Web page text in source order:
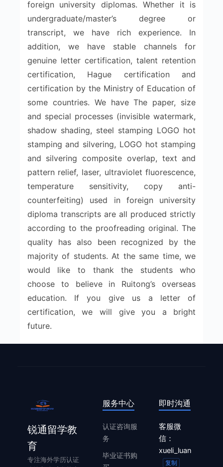
foreign university diplomas. Whether it is
undergraduate/master’s degree or
transcript, we have rich experience. In
addition, we have stable channels for
genuine letter certification, talent retention
certification, Hague certification and
certification by the Ministry of Education of
some countries. We have The paper, size
and special processes (invisible watermark,
shadow shading, steel stamping LOGO hot
stamping and silvering, LOGO hot stamping
and silvering composite overlap, text and
pattern relief, laser, ultraviolet fluorescence,
temperature sensitivity, copy anti-
counterfeiting) used in foreign university
diploma transcripts are all produced strictly
according to the proofreading original. The
quality has also been recognized by the
majority of students. At the same time, we
would like to thank the students who
choose to believe in Ruitong’s overseas
education. If you give us a letter of
certification, we will give you a bright
future.
锐通留学教
育
专注海外学历认证
服务中心
认证咨询服
务
毕业证书购
即时沟通
客服微
信：
xueli_luan
复制